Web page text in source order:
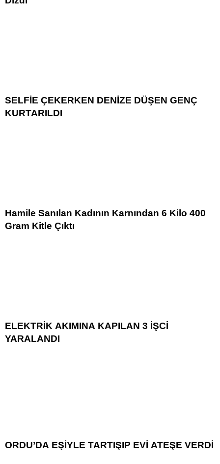
SELFİE ÇEKERKEN DENİZE DÜŞEN GENÇ
KURTARILDI
Hamile Sanılan Kadının Karnından 6 Kilo 400
Gram Kitle Çıktı
ELEKTRİK AKIMINA KAPILAN 3 İŞCİ
YARALANDI
ORDU’DA EŞİYLE TARTIŞIP EVİ ATEŞE VERDİ